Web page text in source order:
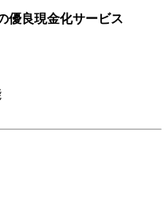
優良現金化サービス